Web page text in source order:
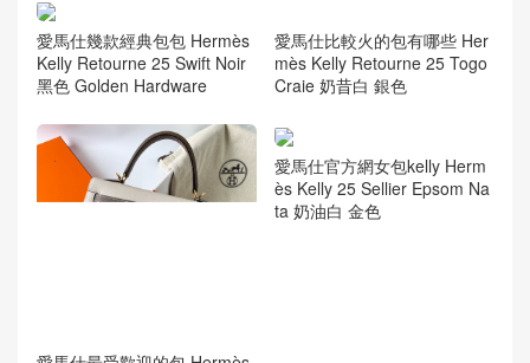
愛馬仕幾款經典包包 Hermès
Kelly Retourne 25 Swift Noir
黑色 Golden Hardware
愛馬仕比較火的包有哪些 Her
mès Kelly Retourne 25 Togo
Craie 奶昔白 銀色
愛馬仕官方網女包kelly Herm
ès Kelly 25 Sellier Epsom Na
ta 奶油白 金色